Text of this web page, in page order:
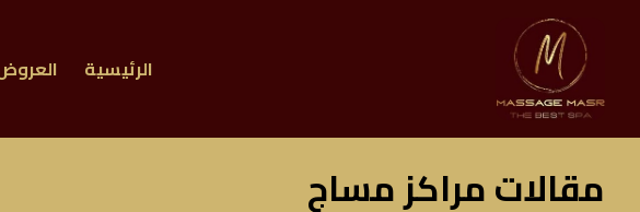
الرئيسية
مقالات مراكز مساج